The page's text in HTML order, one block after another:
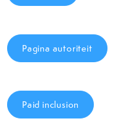
Pagina autoriteit
Paid inclusion